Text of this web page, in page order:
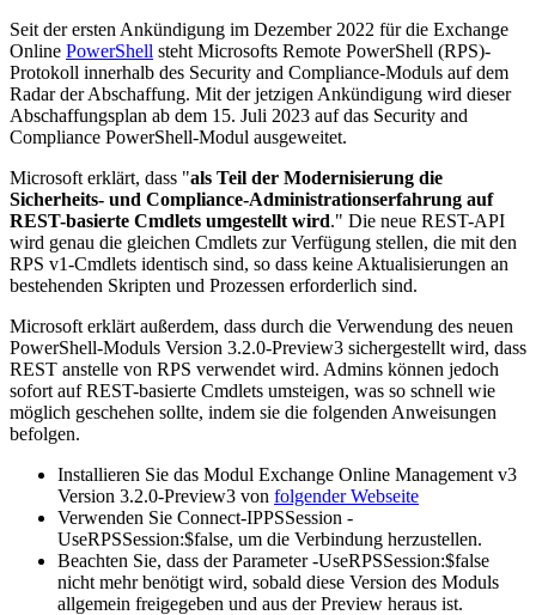
Seit der ersten Ankündigung im Dezember 2022 für die Exchange
Online PowerShell steht Microsofts Remote PowerShell (RPS)-
Protokoll innerhalb des Security and Compliance-Moduls auf dem
Radar der Abschaffung. Mit der jetzigen Ankündigung wird dieser
Abschaffungsplan ab dem 15. Juli 2023 auf das Security and
Compliance PowerShell-Modul ausgeweitet.
Microsoft erklärt, dass "als Teil der Modernisierung die
Sicherheits- und Compliance-Administrationserfahrung auf
REST-basierte Cmdlets umgestellt wird." Die neue REST-API
wird genau die gleichen Cmdlets zur Verfügung stellen, die mit den
RPS v1-Cmdlets identisch sind, so dass keine Aktualisierungen an
bestehenden Skripten und Prozessen erforderlich sind.
Microsoft erklärt außerdem, dass durch die Verwendung des neuen
PowerShell-Moduls Version 3.2.0-Preview3 sichergestellt wird, dass
REST anstelle von RPS verwendet wird. Admins können jedoch
sofort auf REST-basierte Cmdlets umsteigen, was so schnell wie
möglich geschehen sollte, indem sie die folgenden Anweisungen
befolgen.
Installieren Sie das Modul Exchange Online Management v3
Version 3.2.0-Preview3 von folgender Webseite
Verwenden Sie Connect-IPPSSession -
UseRPSSession:$false, um die Verbindung herzustellen.
Beachten Sie, dass der Parameter -UseRPSSession:$false
nicht mehr benötigt wird, sobald diese Version des Moduls
allgemein freigegeben und aus der Preview heraus ist.